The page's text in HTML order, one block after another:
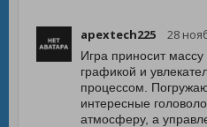
apextech225 28
Игра приносит массу
графикой и
процессом.
интересные
атмосферу, а